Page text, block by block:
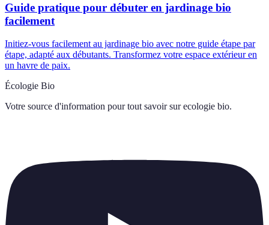
Guide pratique pour débuter en jardinage bio
facilement
Initiez-vous facilement au jardinage bio avec notre guide étape par
étape, adapté aux débutants. Transformez votre espace extérieur en
un havre de paix.
Écologie Bio
Votre source d'information pour tout savoir sur ecologie bio.